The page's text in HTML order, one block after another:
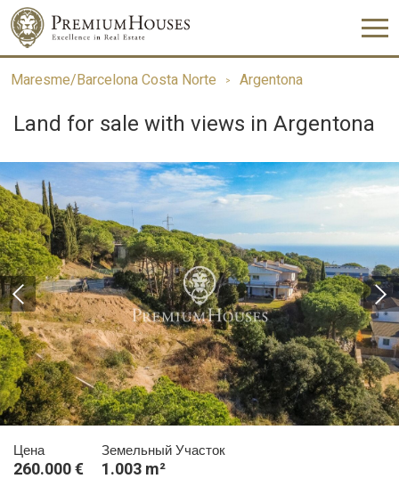
Maresme/Barcelona Costa Norte Argentona
Land for sale with views in Argentona
Цена
260.000 €
Земельный Участок
1.003 m²